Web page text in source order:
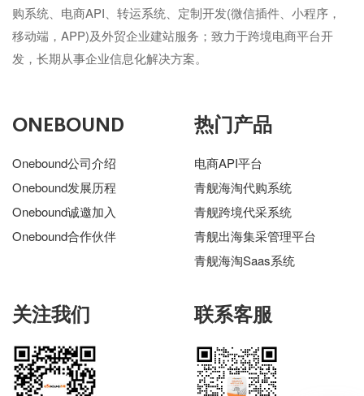
购系统、电商API、转运系统、定制开发(微信插件、小程序，
移动端，APP)及外贸企业建站服务；致力于跨境电商平台开
发，长期从事企业信息化解决方案。
ONEBOUND
Onebound公司介绍
Onebound发展历程
Onebound诚邀加入
Onebound合作伙伴
热门产品
电商API平台
青舰海淘代购系统
青舰跨境代采系统
青舰出海集采管理平台
青舰海淘Saas系统
关注我们 联系客服